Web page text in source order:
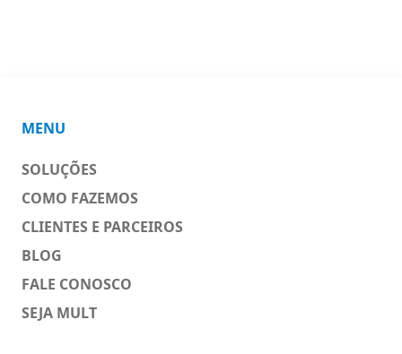
MENU
SOLUÇÕES
COMO FAZEMOS
CLIENTES E PARCEIROS
BLOG
FALE CONOSCO
SEJA MULT